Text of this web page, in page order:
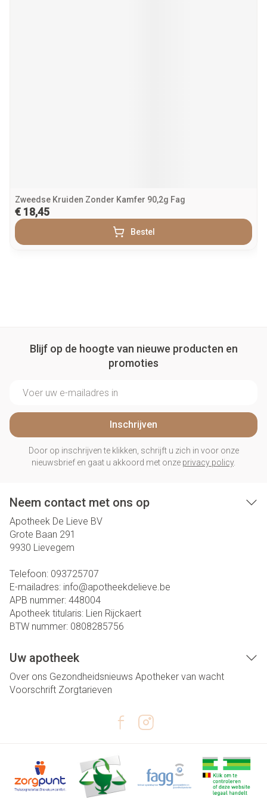
Zweedse Kruiden Zonder Kamfer 90,2g Fag
€ 18,45
Bestel
Blijf op de hoogte van nieuwe producten en
promoties
Inschrijven
Door op inschrijven te klikken, schrijft u zich in voor onze
nieuwsbrief en gaat u akkoord met onze privacy policy.
Neem contact met ons op
Apotheek De Lieve BV
Grote Baan 291
9930 Lievegem
Telefoon: 093725707
E-mailadres: info@apotheekdelieve.be
APB nummer: 448004
Apotheek titularis: Lien Rijckaert
BTW nummer: 0808285756
Uw apotheek
Over ons Gezondheidsnieuws Apotheker van wacht
Voorschrift Zorgtarieven